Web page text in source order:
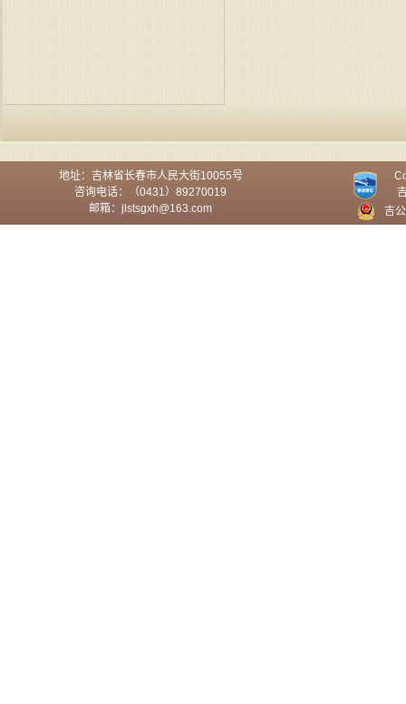
地址：吉林省长春市人民大街10055号
咨询电话：（0431）89270019
邮箱：jlstsgxh@163.com
吉